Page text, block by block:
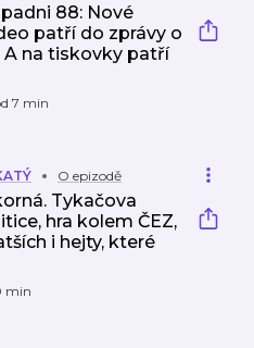
88: Nové
patří do zprávy o
na tiskovky patří
7 min
O epizodě
Tykačova
hra kolem ČEZ,
i hejty, které
min